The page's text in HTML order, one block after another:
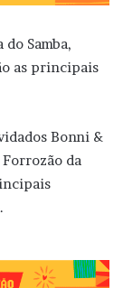
Samba,
as principais
Bonni &
da